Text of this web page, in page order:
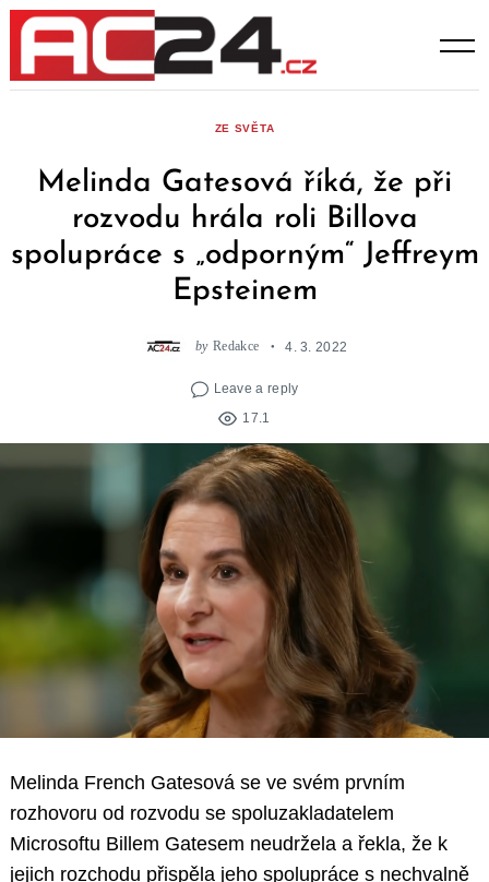
Skip
content
ZE SVĚTA
Melinda Gatesová říká, že při
rozvodu hrála roli Billova
spolupráce s „odporným“ Jeffreym
Epsteinem
by Redakce 4. 3. 2022
Leave a reply
17.1
Melinda French Gatesová se ve svém prvním
rozhovoru od rozvodu se spoluzakladatelem
Microsoftu Billem Gatesem neudržela a řekla, že k
jejich rozchodu přispěla jeho spolupráce s nechvalně